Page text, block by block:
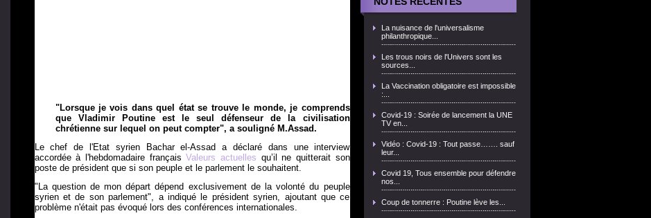
La nuisance de l'universalisme
philanthropique...
Les trous noirs de l'Univers sont les
sources...
La Vaccination obligatoire est impossible
:...
Covid-19 : Soirée de lancement la UNE
TV en...
Vidéo : Covid-19 : Tout passe……. sauf
leur...
Covid 19, Tous ensemble pour défendre
nos...
Coup de tonnerre : Poutine lève les...
"Lorsque je vois dans quel état se trouve le monde, je comprends
que Vladimir Poutine est le seul défenseur de la civilisation
chrétienne sur lequel on peut compter", a souligné M.Assad.
Le chef de l'Etat syrien Bachar el-Assad a déclaré dans une interview
accordée à l'hebdomadaire françaisValeurs actuelles qu’il ne quitterait son
poste de président que si son peuple et le parlement le souhaitent.
"La question de mon départ dépend exclusivement de la volonté du peuple
syrien et de son parlement", a indiqué le président syrien, ajoutant que ce
problème n'était pas évoqué lors des conférences internationales.